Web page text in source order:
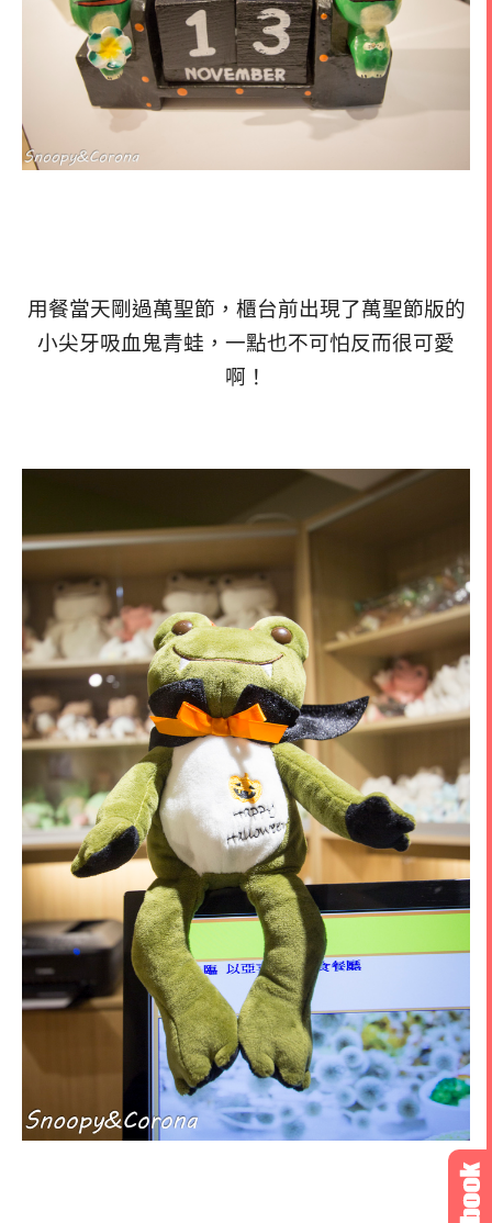
用餐當天剛過萬聖節，櫃台前出現了萬聖節版的
小尖牙吸血鬼青蛙，一點也不可怕反而很可愛
啊！